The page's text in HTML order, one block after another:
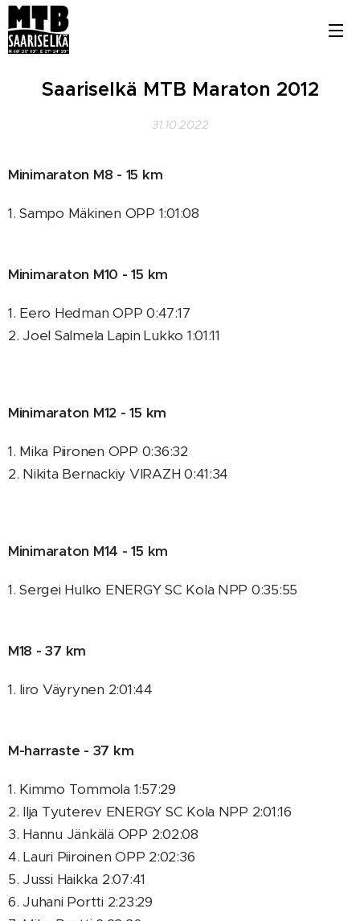
Saariselkä MTB Maraton 2012
31.10.2022
Minimaraton M8 - 15 km
1. Sampo Mäkinen OPP 1:01:08
Minimaraton M10 - 15 km
1. Eero Hedman OPP 0:47:17
2. Joel Salmela Lapin Lukko 1:01:11
Minimaraton M12 - 15 km
1. Mika Piironen OPP 0:36:32
2. Nikita Bernackiy VIRAZH 0:41:34
Minimaraton M14 - 15 km
1. Sergei Hulko ENERGY SC Kola NPP 0:35:55
M18 - 37 km
1. Iiro Väyrynen 2:01:44
M-harraste - 37 km
1. Kimmo Tommola 1:57:29
2. Ilja Tyuterev ENERGY SC Kola NPP 2:01:16
3. Hannu Jänkälä OPP 2:02:08
4. Lauri Piiroinen OPP 2:02:36
5. Jussi Haikka 2:07:41
6. Juhani Portti 2:23:29